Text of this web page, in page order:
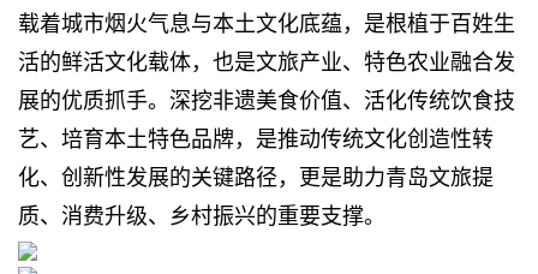
载着城市烟火气息与本土文化底蕴，是根植于百姓生
活的鲜活文化载体，也是文旅产业、特色农业融合发
展的优质抓手。深挖非遗美食价值、活化传统饮食技
艺、培育本土特色品牌，是推动传统文化创造性转
化、创新性发展的关键路径，更是助力青岛文旅提
质、消费升级、乡村振兴的重要支撑。